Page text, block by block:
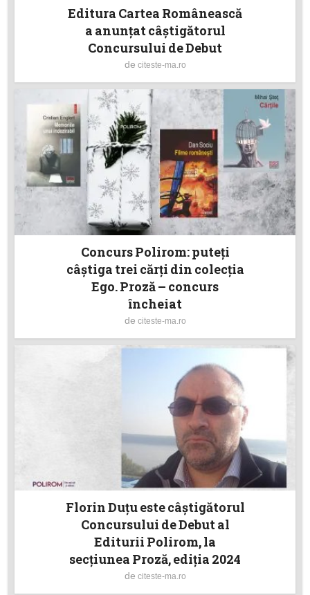
Editura Cartea Românească
a anunţat câștigătorul
Concursului de Debut
de citeste-ma.ro
Concurs Polirom: puteţi
câştiga trei cărţi din colecţia
Ego. Proză – concurs
încheiat
de citeste-ma.ro
Florin Duțu este câștigătorul
Concursului de Debut al
Editurii Polirom, la
secțiunea Proză, ediția 2024
de citeste-ma.ro